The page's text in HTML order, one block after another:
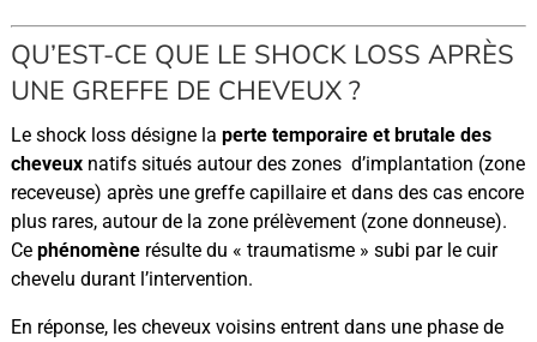
QU’EST-CE QUE LE SHOCK LOSS APRÈS
UNE GREFFE DE CHEVEUX ?
Le shock loss désigne la perte temporaire et brutale des
cheveuxnatifs situés autour des zones d’implantation (zone
receveuse) après une greffe capillaire et dans des cas encore
plus rares, autour de la zone prélèvement (zone donneuse).
Ce phénomènerésulte du « traumatisme » subi par le cuir
chevelu durant l’intervention.
En réponse, les cheveux voisins entrent dans une phase de